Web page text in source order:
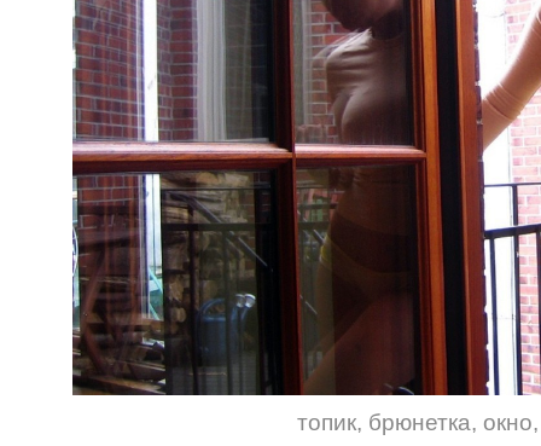
топик, брюнетка, окно